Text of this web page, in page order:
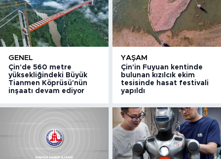
GENEL
Çin'de 560 metre
yüksekliğindeki Büyük
Tianmen Köprüsü'nün
inşaatı devam ediyor
YAŞAM
Çin'in Fuyuan kentinde
bulunan kızılcık ekim
tesisinde hasat festivali
yapıldı